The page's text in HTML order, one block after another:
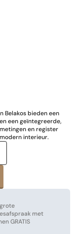
Belakos bieden een
een geïntegreerde,
en register
interieur.
met
GRATIS